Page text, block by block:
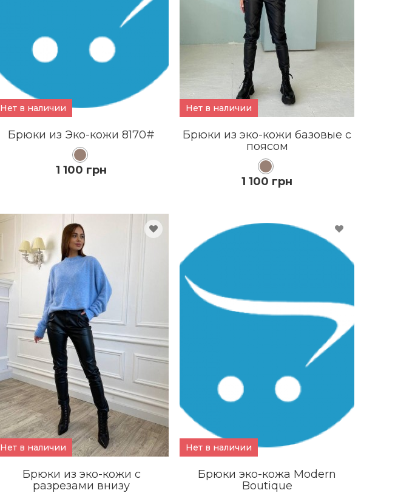
Нет в наличии
КУПИТЬ
ПОДРОБНЕЕ
Брюки из Эко-кожи 8170#
1 100 грн
Нет в наличии
Брюки из эко-кожи базовые с
поясом
1 100 грн
Нет в наличии
Брюки из эко-кожи с
разрезами внизу
Нет в наличии
Брюки эко-кожа Modern
Boutique